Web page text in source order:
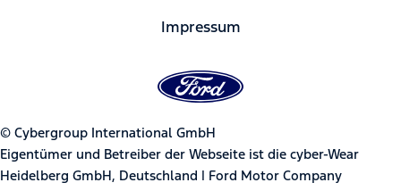
Impressum
© Cybergroup International GmbH
Eigentümer und Betreiber der Webseite ist die cyber-Wear
Heidelberg GmbH, Deutschland | Ford Motor Company